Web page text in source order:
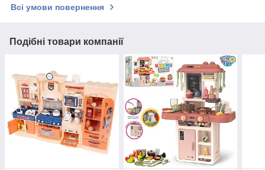
Всі умови повернення
Подібні товари компанії